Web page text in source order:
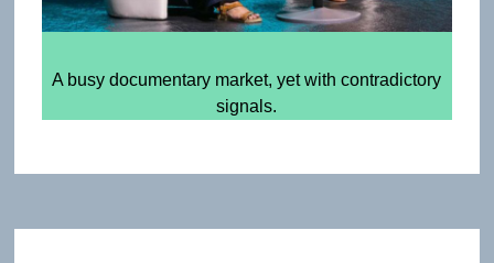
A busy documentary market, yet with contradictory
signals.